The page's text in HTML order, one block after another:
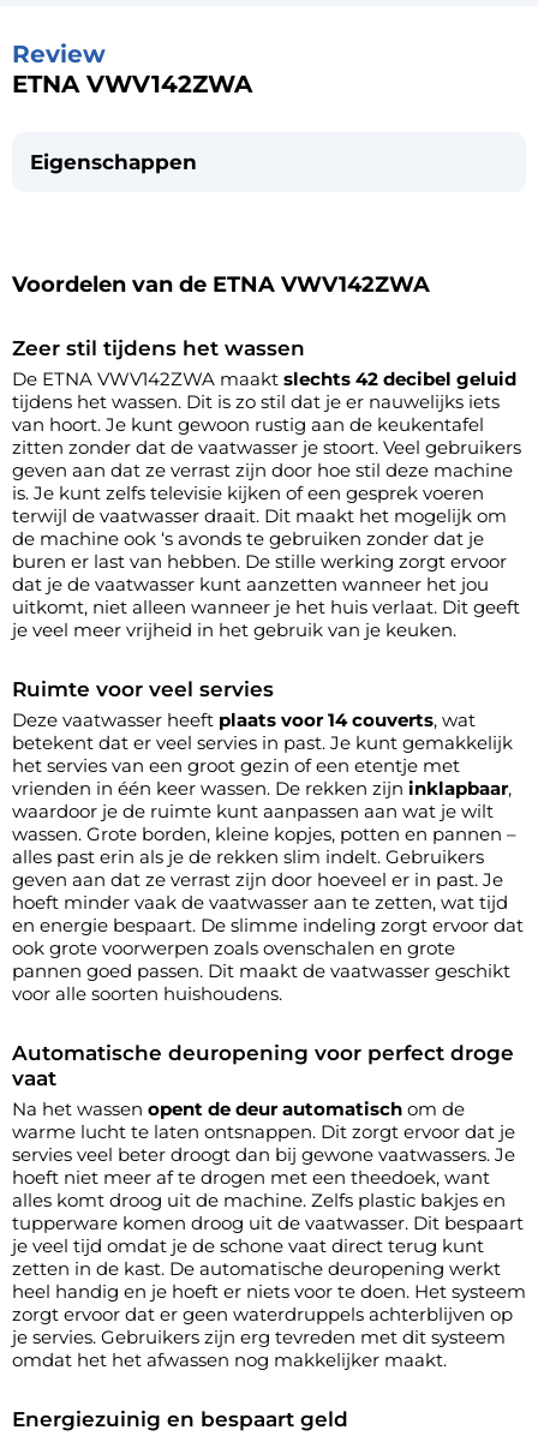
Review
ETNA VWV142ZWA
Eigenschappen
Voordelen van de ETNA VWV142ZWA
Zeer stil tijdens het wassen
De ETNA VWV142ZWA maakt slechts 42 decibel geluid
tijdens het wassen. Dit is zo stil dat je er nauwelijks iets
van hoort. Je kunt gewoon rustig aan de keukentafel
zitten zonder dat de vaatwasser je stoort. Veel gebruikers
geven aan dat ze verrast zijn door hoe stil deze machine
is. Je kunt zelfs televisie kijken of een gesprek voeren
terwijl de vaatwasser draait. Dit maakt het mogelijk om
de machine ook ‘s avonds te gebruiken zonder dat je
buren er last van hebben. De stille werking zorgt ervoor
dat je de vaatwasser kunt aanzetten wanneer het jou
uitkomt, niet alleen wanneer je het huis verlaat. Dit geeft
je veel meer vrijheid in het gebruik van je keuken.
Ruimte voor veel servies
Deze vaatwasser heeft plaats voor 14 couverts, wat
betekent dat er veel servies in past. Je kunt gemakkelijk
het servies van een groot gezin of een etentje met
vrienden in één keer wassen. De rekken zijn inklapbaar,
waardoor je de ruimte kunt aanpassen aan wat je wilt
wassen. Grote borden, kleine kopjes, potten en pannen –
alles past erin als je de rekken slim indelt. Gebruikers
geven aan dat ze verrast zijn door hoeveel er in past. Je
hoeft minder vaak de vaatwasser aan te zetten, wat tijd
en energie bespaart. De slimme indeling zorgt ervoor dat
ook grote voorwerpen zoals ovenschalen en grote
pannen goed passen. Dit maakt de vaatwasser geschikt
voor alle soorten huishoudens.
Automatische deuropening voor perfect droge
vaat
Na het wassen opent de deur automatisch om de
warme lucht te laten ontsnappen. Dit zorgt ervoor dat je
servies veel beter droogt dan bij gewone vaatwassers. Je
hoeft niet meer af te drogen met een theedoek, want
alles komt droog uit de machine. Zelfs plastic bakjes en
tupperware komen droog uit de vaatwasser. Dit bespaart
je veel tijd omdat je de schone vaat direct terug kunt
zetten in de kast. De automatische deuropening werkt
heel handig en je hoeft er niets voor te doen. Het systeem
zorgt ervoor dat er geen waterdruppels achterblijven op
je servies. Gebruikers zijn erg tevreden met dit systeem
omdat het het afwassen nog makkelijker maakt.
Energiezuinig en bespaart geld